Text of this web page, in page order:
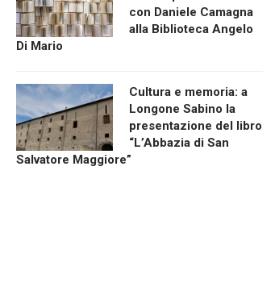
con Daniele Camagna
alla Biblioteca Angelo
Di Mario
Cultura e memoria: a
Longone Sabino la
presentazione del libro
“L’Abbazia di San
Salvatore Maggiore”